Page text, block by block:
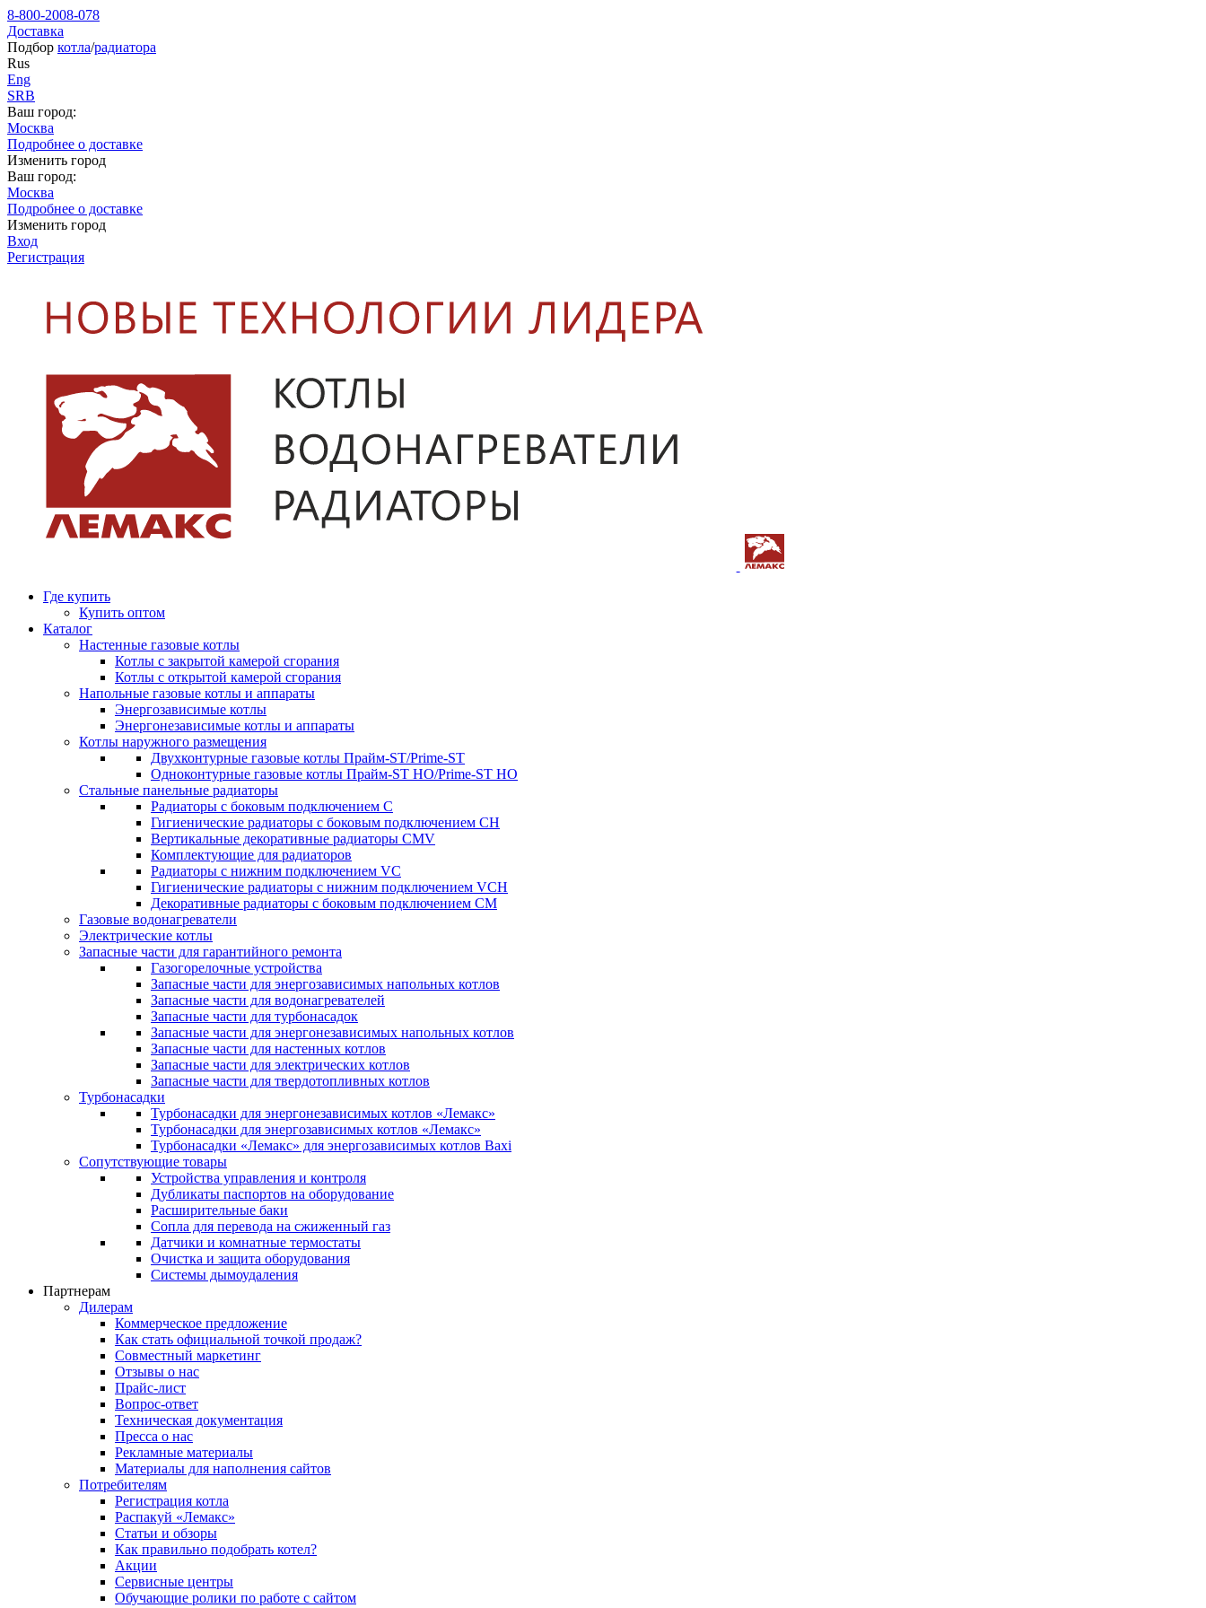
8-800-2008-078
Доставка
Подбор котла/радиатора
Rus
Eng
SRB
Ваш город:
Москва
Подробнее о доставке
Изменить город
Ваш город:
Москва
Подробнее о доставке
Изменить город
Вход
Регистрация
Где купить
Купить оптом
Каталог
Настенные газовые котлы
Котлы с закрытой камерой сгорания
Котлы с открытой камерой сгорания
Напольные газовые котлы и аппараты
Энергозависимые котлы
Энергонезависимые котлы и аппараты
Котлы наружного размещения
Двухконтурные газовые котлы Прайм-ST/Prime-ST
Одноконтурные газовые котлы Прайм-ST HO/Prime-ST HO
Стальные панельные радиаторы
Радиаторы c боковым подключением C
Гигиенические радиаторы c боковым подключением CH
Вертикальные декоративные радиаторы CMV
Комплектующие для радиаторов
Радиаторы c нижним подключением VC
Гигиенические радиаторы c нижним подключением VCH
Декоративные радиаторы с боковым подключением CM
Газовые водонагреватели
Электрические котлы
Запасные части для гарантийного ремонта
Газогорелочные устройства
Запасные части для энергозависимых напольных котлов
Запасные части для водонагревателей
Запасные части для турбонасадок
Запасные части для энергонезависимых напольных котлов
Запасные части для настенных котлов
Запасные части для электрических котлов
Запасные части для твердотопливных котлов
Турбонасадки
Турбонасадки для энергонезависимых котлов «Лемакс»
Турбонасадки для энергозависимых котлов «Лемакс»
Турбонасадки «Лемакс» для энергозависимых котлов Baxi
Сопутствующие товары
Устройства управления и контроля
Дубликаты паспортов на оборудование
Расширительные баки
Сопла для перевода на сжиженный газ
Датчики и комнатные термостаты
Очистка и защита оборудования
Системы дымоудаления
Партнерам
Дилерам
Коммерческое предложение
Как стать официальной точкой продаж?
Совместный маркетинг
Отзывы о нас
Прайс-лист
Вопрос-ответ
Техническая документация
Пресса о нас
Рекламные материалы
Материалы для наполнения сайтов
Потребителям
Регистрация котла
Распакуй «Лемакс»
Статьи и обзоры
Как правильно подобрать котел?
Акции
Сервисные центры
Обучающие ролики по работе с сайтом